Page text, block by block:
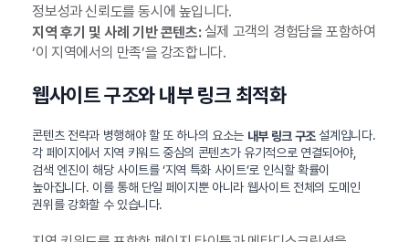
정보성과 신뢰도를 동시에 높입니다.
지역 후기 및 사례 기반 콘텐츠:실제 고객의 경험담을 포함하여
‘이 지역에서의 만족’을 강조합니다.
웹사이트 구조와 내부 링크 최적화
콘텐츠 전략과 병행해야 할 또 하나의 요소는 내부 링크 구조설계입니다.
각 페이지에서 지역 키워드 중심의 콘텐츠가 유기적으로 연결되어야,
검색 엔진이 해당 사이트를 ‘지역 특화 사이트’로 인식할 확률이
높아집니다. 이를 통해 단일 페이지뿐 아니라 웹사이트 전체의 도메인
권위를 강화할 수 있습니다.